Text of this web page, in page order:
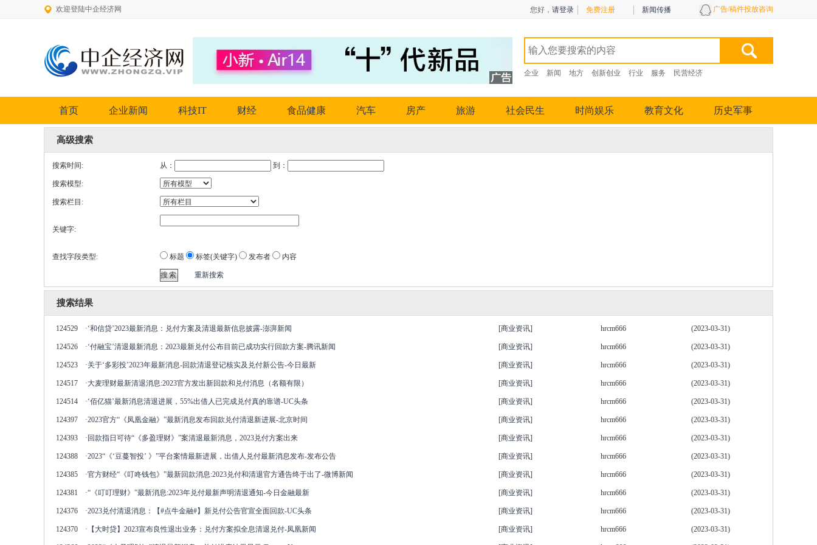
欢迎登陆中企经济网 您好， 请登录 免费注册 新闻传播 广告/稿件投放咨询
企业 新闻 地方 创新创业 行业 服务 民营经济
首页 企业新闻 科技IT 财经 食品健康 汽车 房产 旅游 社会民生 时尚娱乐 教育文化 历史军事
高级搜索
搜索时间: 从： 到：
搜索模型:
搜索栏目:
关键字:
查找字段类型: 标题 标签(关键字) 发布者 内容
重新搜索
搜索结果
124529 ·‘和信贷’2023最新消息：兑付方案及清退最新信息披露-澎湃新闻 [商业资讯] hrcm666 (2023-03-31)
124526 ·‘付融宝’清退最新消息：2023最新兑付公布目前已成功实行回款方案-腾讯新闻 [商业资讯] hrcm666 (2023-03-31)
124523 ·关于‘多彩投’2023年最新消息-回款清退登记核实及兑付新公告-今日最新 [商业资讯] hrcm666 (2023-03-31)
124517 ·大麦理财最新清退消息:2023官方发出新回款和兑付消息（名额有限） [商业资讯] hrcm666 (2023-03-31)
124514 ·‘佰亿猫’最新消息清退进展，55%出借人已完成兑付真的靠谱-UC头条 [商业资讯] hrcm666 (2023-03-31)
124397 ·2023官方“《凤凰金融》”最新消息发布回款兑付清退新进展-北京时间 [商业资讯] hrcm666 (2023-03-31)
124393 · 回款指日可待“《多盈理财》”案清退最新消息，2023兑付方案出来 [商业资讯] hrcm666 (2023-03-31)
124388 ·2023“《‘豆蔓智投’ 》”平台案情最新进展，出借人兑付最新消息发布-发布公告 [商业资讯] hrcm666 (2023-03-31)
124385 ·官方财经“《叮咚钱包》”最新回款消息:2023兑付和清退官方通告终于出了-微博新闻 [商业资讯] hrcm666 (2023-03-31)
124381 ·“《叮叮理财》”最新消息:2023年兑付最新声明清退通知-今日金融最新 [商业资讯] hrcm666 (2023-03-31)
124376 ·2023兑付清退消息：【#点牛金融#】新兑付公告官宣全面回款-UC头条 [商业资讯] hrcm666 (2023-03-31)
124370 · 【大时贷】2023宣布良性退出业务：兑付方案拟全息清退兑付-凤凰新闻 [商业资讯] hrcm666 (2023-03-31)